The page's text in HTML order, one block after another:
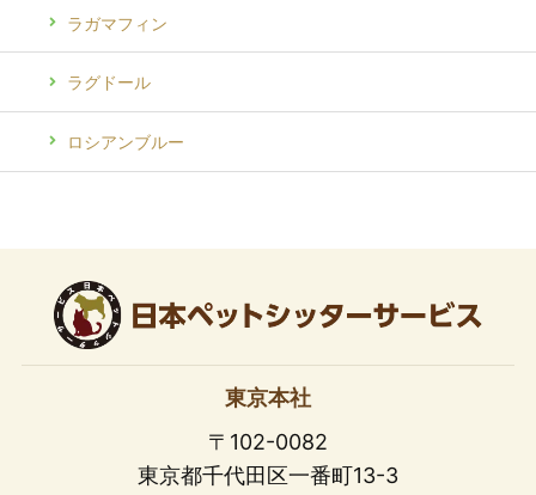
ラガマフィン
ラグドール
ロシアンブルー
東京本社
〒102-0082
東京都千代田区一番町13-3